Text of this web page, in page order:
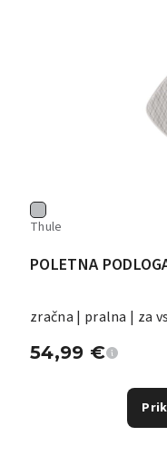
Thule
POLETNA
zračna | pralna | za
54,99 €